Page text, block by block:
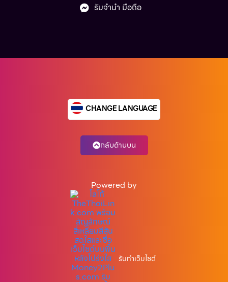
รับจำนำ มือถือ
Powered by
รับทำเว็บไซต์
CHANGE LANGUAGE
กลับด้านบน